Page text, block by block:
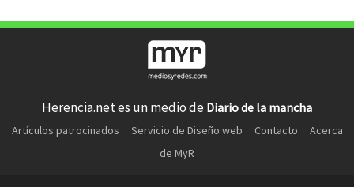
Herencia.net es un medio de Diario de la mancha
Artículos patrocinados Servicio de Diseño web Contacto
Acerca
de MyR